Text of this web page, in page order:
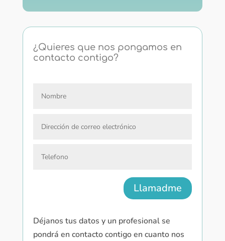
¿Quieres que nos pongamos en
contacto contigo?
Llamadme
Déjanos tus datos y un profesional se
pondrá en contacto contigo en cuanto nos